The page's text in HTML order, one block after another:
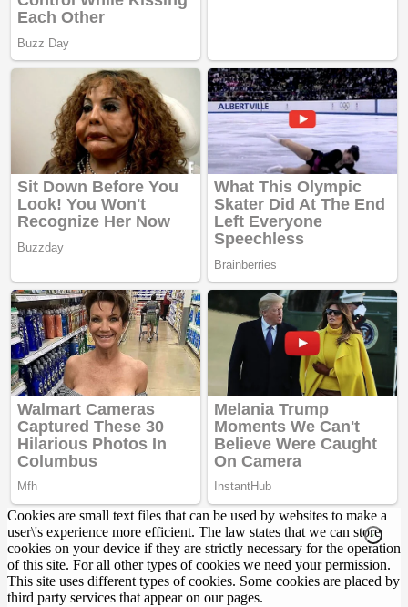
Cookies are small text files that can be used by websites to make a
user\'s experience more efficient. The law states that we can store
cookies on your device if they are strictly necessary for the operation
of this site. For all other types of cookies we need your permission.
This site uses different types of cookies. Some cookies are placed by
third party services that appear on our pages.